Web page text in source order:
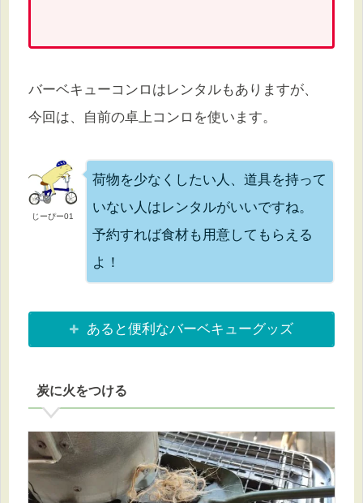
バーベキューコンロはレンタルもありますが、
今回は、自前の卓上コンロを使います。
じーぴー01
荷物を少なくしたい人、道具を持って
いない人はレンタルがいいですね。
予約すれば食材も用意してもらえる
よ！
あると便利なバーベキューグッズ
炭に火をつける